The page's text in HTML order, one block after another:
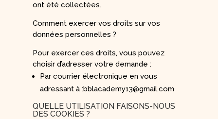
ont été collectées.
Comment exercer vos droits sur vos
données personnelles ?
Pour exercer ces droits, vous pouvez
choisir d’adresser votre demande :
Par courrier électronique en vous
adressant à :bblacademy13@gmail.com
QUELLE UTILISATION FAISONS-NOUS
DES COOKIES ?